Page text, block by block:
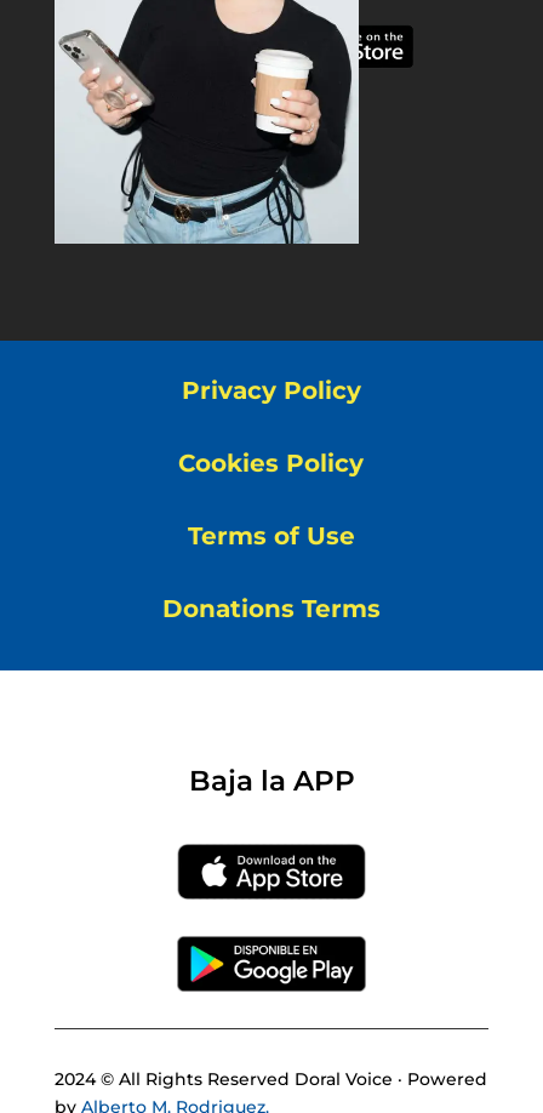
Privacy Policy
Cookies Policy
Terms of Use
Donations Terms
Baja la APP
2024 © All Rights Reserved Doral Voice · Powered
by Alberto M. Rodriguez.